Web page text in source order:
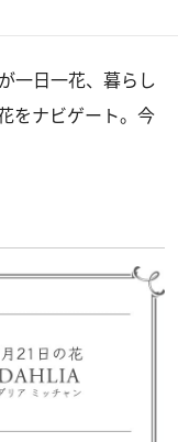
一日一花、暮らし
をナビゲート。今